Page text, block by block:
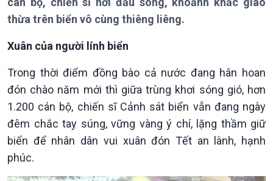
Giới thiệu
Thời sự
thừa trên biển vô cùng thiêng liêng.
Xuân của người lính biển
Trong thời điểm đồng bào cả nước đang hân hoan
đón chào năm mới thì giữa trùng khơi sóng gió, hơn
1.200 cán bộ, chiến sĩ Cảnh sát biển vẫn đang ngày
đêm chắc tay súng, vững vàng ý chí, lặng thầm giữ
biển để nhân dân vui xuân đón Tết an lành, hạnh
phúc.